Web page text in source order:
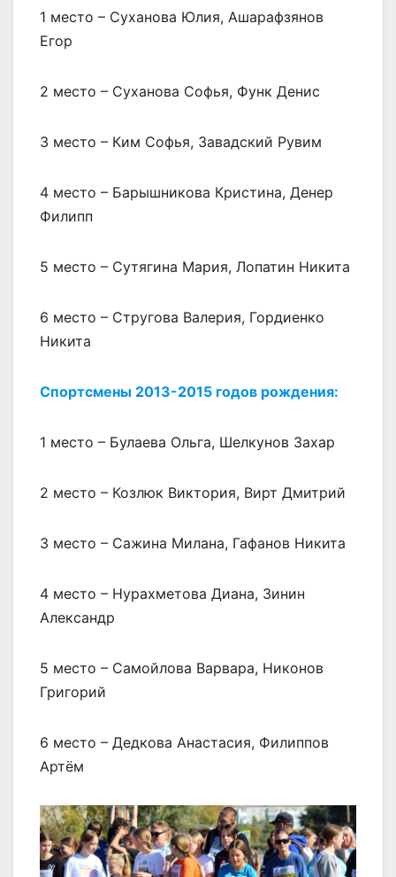
1 место – Суханова Юлия, Ашарафзянов
Егор
2 место – Суханова Софья, Функ Денис
3 место – Ким Софья, Завадский Рувим
4 место – Барышникова Кристина, Денер
Филипп
5 место – Сутягина Мария, Лопатин Никита
6 место – Стругова Валерия, Гордиенко
Никита
Спортсмены 2013-2015 годов рождения:
1 место – Булаева Ольга, Шелкунов Захар
2 место – Козлюк Виктория, Вирт Дмитрий
3 место – Сажина Милана, Гафанов Никита
4 место – Нурахметова Диана, Зинин
Александр
5 место – Самойлова Варвара, Никонов
Григорий
6 место – Дедкова Анастасия, Филиппов
Артём